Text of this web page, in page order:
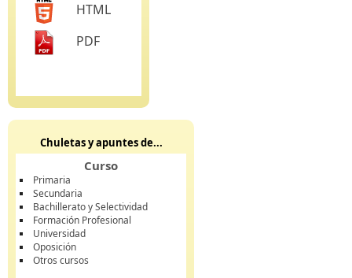
HTML
PDF
Chuletas y apuntes de...
Curso
Primaria
Secundaria
Bachillerato y Selectividad
Formación Profesional
Universidad
Oposición
Otros cursos